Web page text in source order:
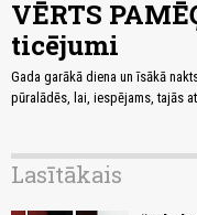
VĒRTS
ticējumi
Gada garākā diena un īsākā
pūralādēs, lai, iespējams, tajās
Lasītākais